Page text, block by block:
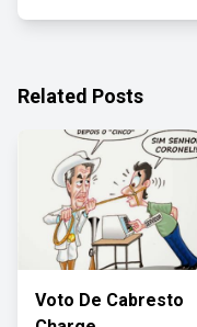
Related Posts
Voto De Cabresto